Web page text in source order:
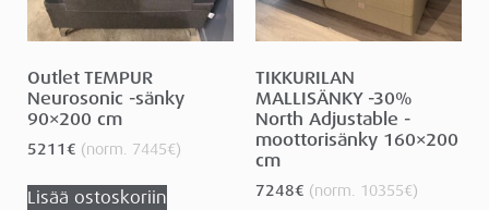
Outlet TEMPUR
Neurosonic -sänky
90×200 cm
5211€ (norm. 7445€)
Lisää ostoskoriin
TIKKURILAN
MALLISÄNKY -30%
North Adjustable -
moottorisänky 160×200
cm
7248€ (norm. 10355€)